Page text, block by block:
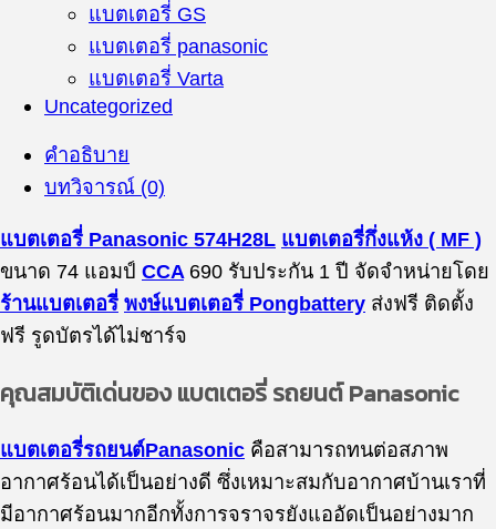
แบตเตอรี่ GS
แบตเตอรี่ panasonic
แบตเตอรี่ Varta
Uncategorized
คำอธิบาย
บทวิจารณ์ (0)
แบตเตอรี่ Panasonic 574H28L แบตเตอรี่กึ่งแห้ง ( MF )
ขนาด 74 แอมป์ CCA 690 รับประกัน 1 ปี จัดจำหน่ายโดย
ร้านแบตเตอรี่ พงษ์แบตเตอรี่ Pongbattery ส่งฟรี ติดตั้ง
ฟรี รูดบัตรได้ไม่ชาร์จ
คุณสมบัติเด่นของ แบตเตอรี่ รถยนต์ Panasonic
แบตเตอรี่รถยนต์Panasonic คือสามารถทนต่อสภาพ
อากาศร้อนได้เป็นอย่างดี ซึ่งเหมาะสมกับอากาศบ้านเราที่
มีอากาศร้อนมากอีกทั้งการจราจรยังแออัดเป็นอย่างมาก